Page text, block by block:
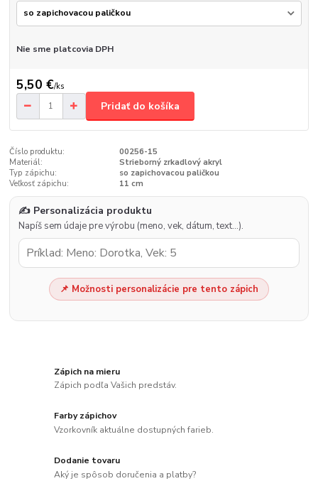
Nie sme platcovia DPH
5,50 €/ks
Pridať do košíka
Číslo produktu:
00256-15
Materiál:
Strieborný zrkadlový akryl
Typ zápichu:
so zapichovacou paličkou
Veľkosť zápichu:
11 cm
✍️ Personalizácia produktu
Napíš sem údaje pre výrobu (meno, vek, dátum, text…).
📌 Možnosti personalizácie pre tento zápich
Zápich na mieru
Zápich podľa Vašich predstáv.
Farby zápichov
Vzorkovník aktuálne dostupných farieb.
Dodanie tovaru
Aký je spôsob doručenia a platby?